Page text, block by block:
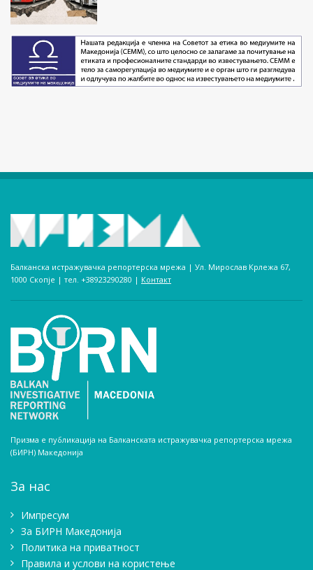
Балканска истражувачка репортерска мрежа | Ул. Мирослав Крлежа 67,
1000 Скопје | тел. +38923290280­ | Контакт
Призма е публикација на Балканската истражувачка репортерска мрежа
(БИРН) Македонија
За нас
Импресум
Зa БИРН Македонија
Политика на приватност
Правила и услови на користење